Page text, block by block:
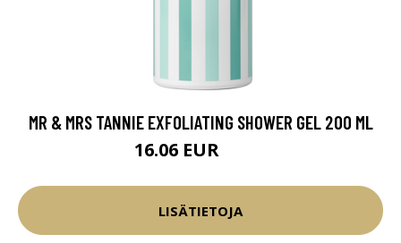
MR & MRS TANNIE EXFOLIATING SHOWER GEL 200 ML
16.06 EUR
LISÄTIETOJA